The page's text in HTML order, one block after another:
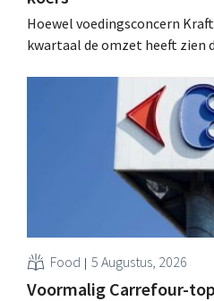
Hoewel voedingsconcern
kwartaal de omzet heeft zien
multinational verhoogt de
vooruitzichten.
Food 5 Augustus, 2026
Voormalig Carrefour-